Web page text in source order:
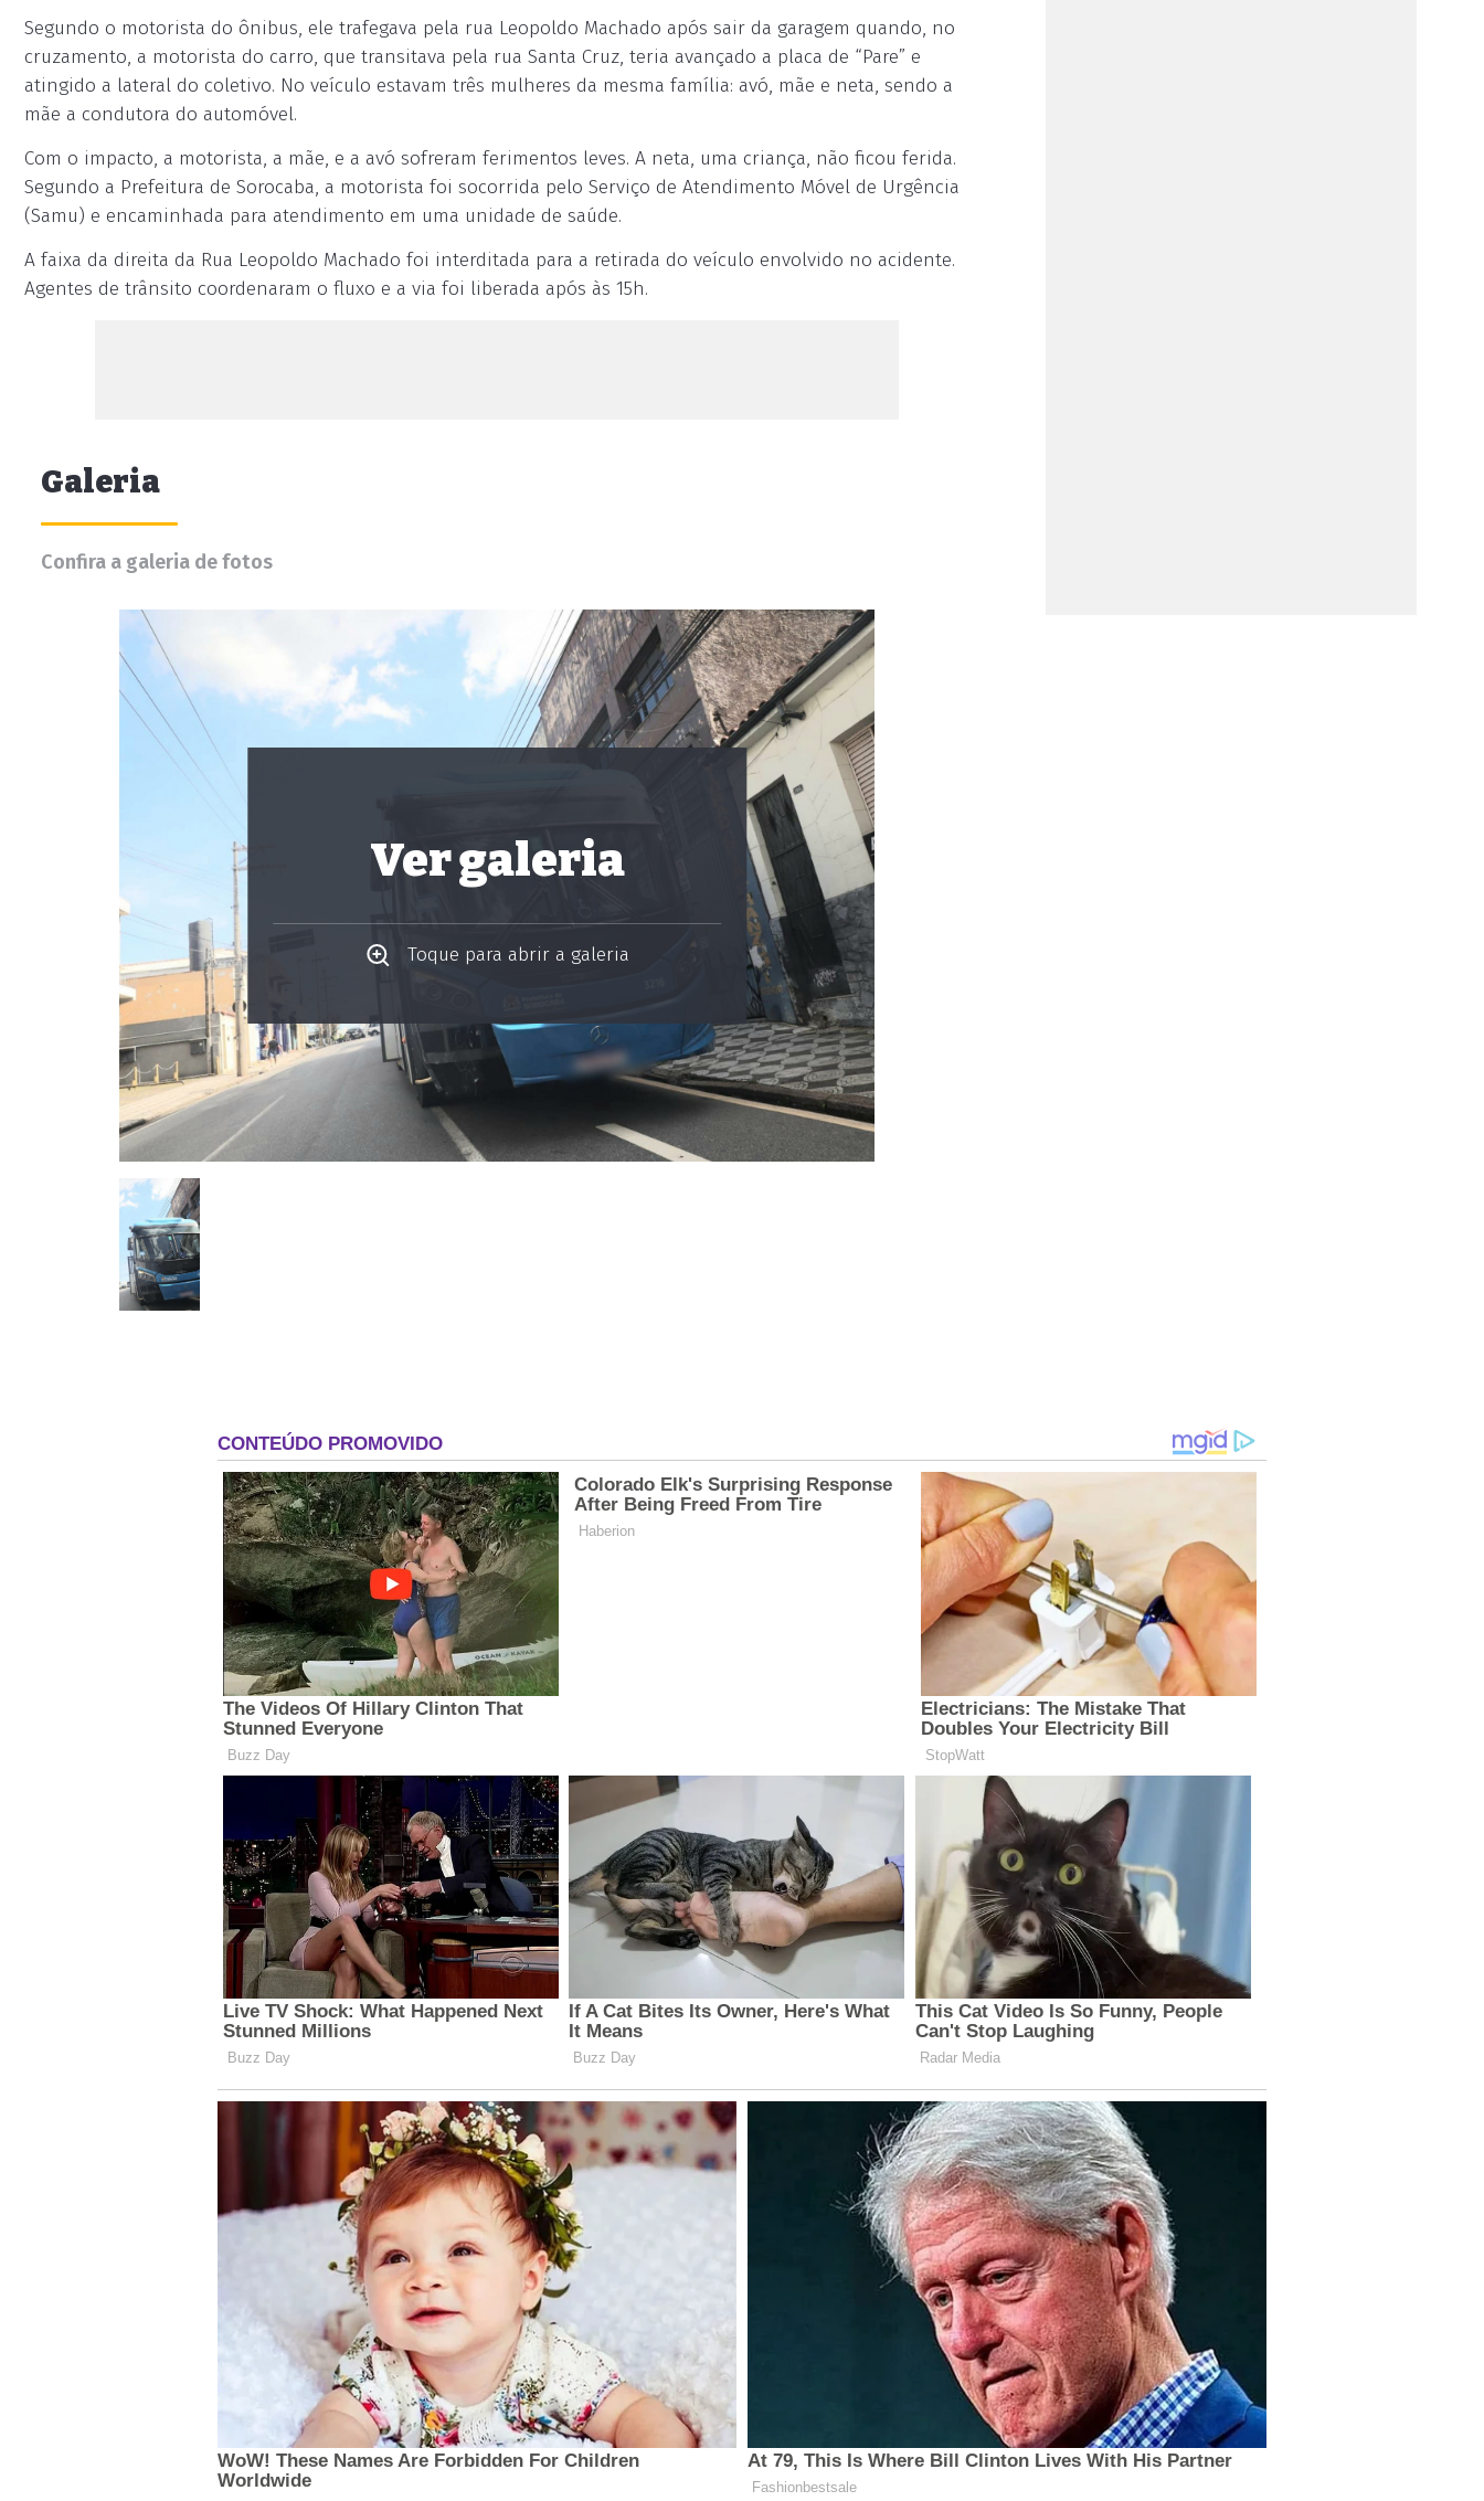
Segundo o motorista do ônibus, ele trafegava pela rua Leopoldo Machado após sair da garagem quando, no
cruzamento, a motorista do carro, que transitava pela rua Santa Cruz, teria avançado a placa de “Pare” e
atingido a lateral do coletivo. No veículo estavam três mulheres da mesma família: avó, mãe e neta, sendo a
mãe a condutora do automóvel.
Com o impacto, a motorista, a mãe, e a avó sofreram ferimentos leves. A neta, uma criança, não ficou ferida.
Segundo a Prefeitura de Sorocaba, a motorista foi socorrida pelo Serviço de Atendimento Móvel de Urgência
(Samu) e encaminhada para atendimento em uma unidade de saúde.
A faixa da direita da Rua Leopoldo Machado foi interditada para a retirada do veículo envolvido no acidente.
Agentes de trânsito coordenaram o fluxo e a via foi liberada após às 15h.
Galeria
Confira a galeria de fotos
Ver galeria
Toque para abrir a galeria